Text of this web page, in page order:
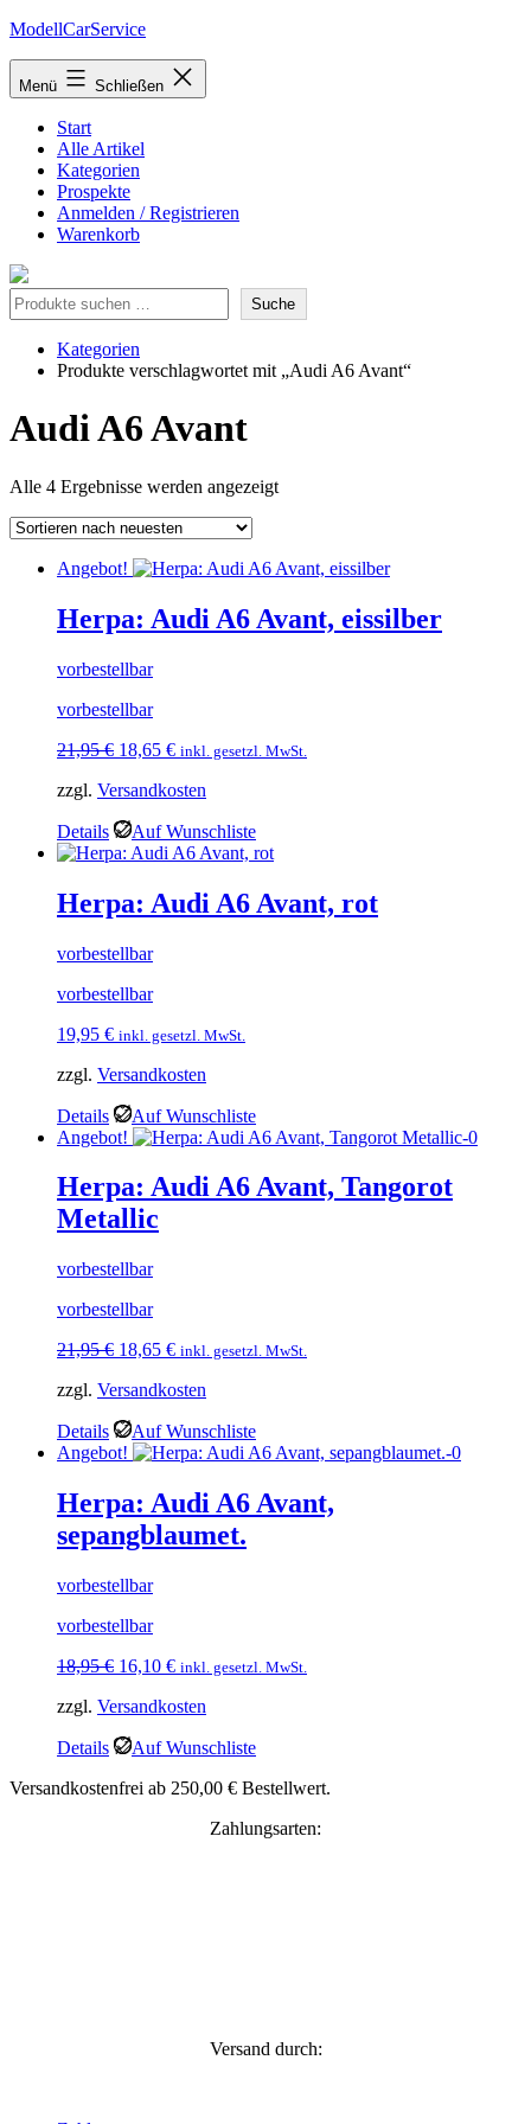
Zum
springen
ModellCarService
Menü Schließen
Start
Alle Artikel
Kategorien
Prospekte
Anmelden / Registrieren
Warenkorb
Suche Suche
Kategorien
Produkte verschlagwortet mit „Audi A6 Avant“
Audi A6 Avant
Alle 4 Ergebnisse werden angezeigtNach
Angebot!
Herpa: Audi A6 Avant, eissilber
vorbestellbar
vorbestellbar
21,95€ Ursprünglicher
war:
18,65 €Aktueller
ist:
inkl. gesetzl. MwSt.
zzgl. Versandkosten
Details Auf Wunschliste
Herpa: Audi A6 Avant, rot
vorbestellbar
vorbestellbar
19,95 € inkl. gesetzl. MwSt.
zzgl. Versandkosten
Details
Auf Wunschliste
Angebot!
Herpa: Audi A6 Avant, Tangorot
Metallic
vorbestellbar
vorbestellbar
21,95€ Ursprünglicher
war:
18,65 €Aktueller
ist:
inkl. gesetzl. MwSt.
zzgl. Versandkosten
Details
Auf Wunschliste
Angebot!
Herpa: Audi A6 Avant,
sepangblaumet.
vorbestellbar
vorbestellbar
18,95€ Ursprünglicher
war:
16,10 €Aktueller
ist:
inkl. gesetzl. MwSt.
zzgl. Versandkosten
Details
Auf Wunschliste
Versandkostenfrei ab 250,00 € Bestellwert.
Zahlungsarten:
Versand durch: